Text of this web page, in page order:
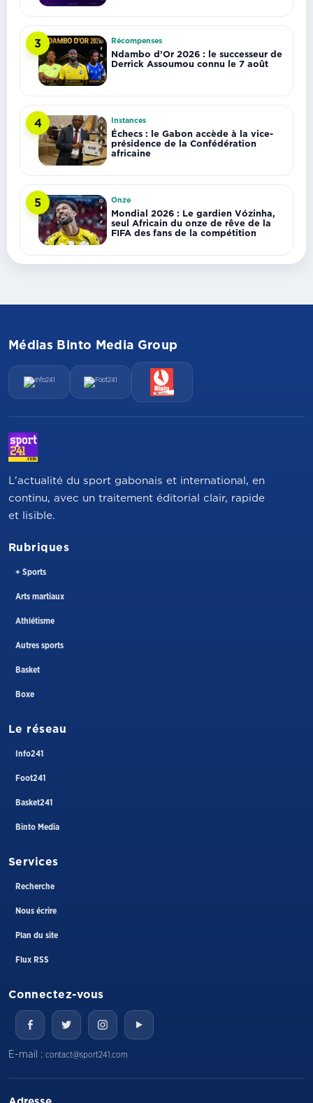
3 Récompenses
Ndambo d’Or 2026 : le successeur de
Derrick Assoumou connu le 7 août
4 Instances
Échecs : le Gabon accède à la vice-
présidence de la Confédération
africaine
5 Onze
Mondial 2026 : Le gardien Vózinha,
seul Africain du onze de rêve de la
FIFA des fans de la compétition
Médias Binto Media Group
L'actualité du sport gabonais et international, en
continu, avec un traitement éditorial clair, rapide
et lisible.
Rubriques
+ Sports
Arts martiaux
Athlétisme
Autres sports
Basket
Boxe
Le réseau
Info241
Foot241
Basket241
Binto Media
Services
Recherche
Nous écrire
Plan du site
Flux RSS
Connectez-vous
E-mail : contact@sport241.com